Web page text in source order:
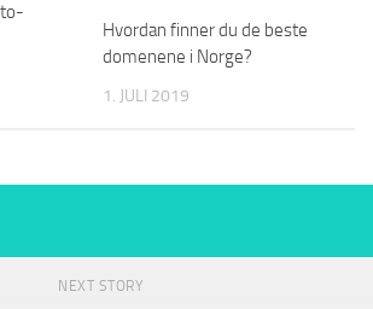
Hvordan finner du de beste
domenene i Norge?
1. JULI 2019
NEXT STORY